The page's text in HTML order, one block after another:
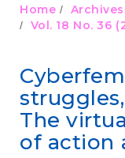
n
n
C
o
n
t
Home
Archives
Vol. 18 No. 36
The
of action